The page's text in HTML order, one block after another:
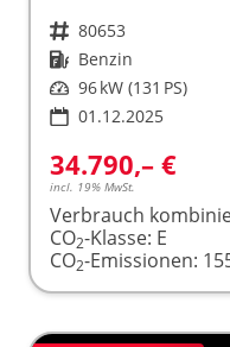
Fahrzeugnr. 80653
Kraftstoff Benzin
Leistung 96 kW (131 PS)
01.12.2025
34.790,– €
incl. 19% MwSt.
Verbrauch
CO2-Klasse: E
CO2-Emissionen: